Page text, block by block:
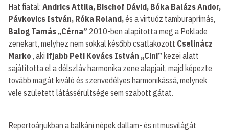
Hat fiatal: Andrics Attila, Bischof Dávid, Bóka Balázs Andor,
Pávkovics István, Róka Roland,és a virtuóz tamburaprímás,
Balog Tamás „Cérna” 2010-ben alapította meg a Poklade
zenekart, melyhez nem sokkal később csatlakozott Cselinácz
Marko , aki ifjabb Peti Kovács István „Cini” kezei alatt
sajátította el a délszláv harmonika zene alapjait, majd képezte
tovább magát kiváló és szenvedélyes harmonikássá, melynek
vele született látássérültsége sem szabott gátat.
Repertoárjukban a balkáni népek dallam- és ritmusvilágát